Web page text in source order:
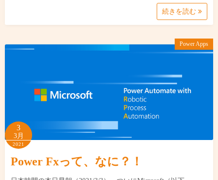
続きを読む
Power Apps
3
3月
2021
Power Fxって、なに？！